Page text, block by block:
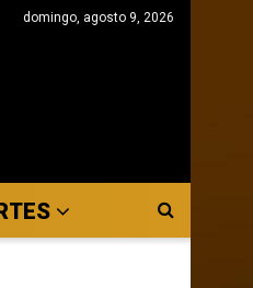
domingo, agosto 9, 2026